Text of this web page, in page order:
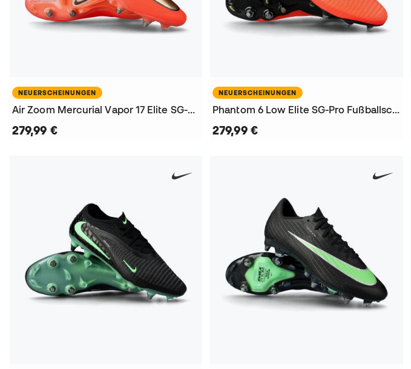
NEUERSCHEINUNGEN
Air Zoom Mercurial Vapor 17 Elite SG-Pro Fußballschuhe
279,99 €
NEUERSCHEINUNGEN
Phantom 6 Low Elite SG-Pro Fußballschuhe
279,99 €